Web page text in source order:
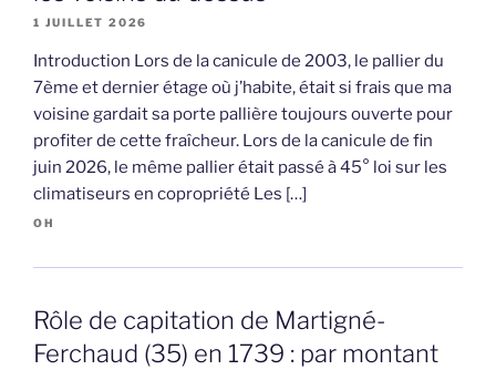
1 JUILLET 2026
Introduction Lors de la canicule de 2003, le pallier du
7ème et dernier étage où j’habite, était si frais que ma
voisine gardait sa porte pallière toujours ouverte pour
profiter de cette fraîcheur. Lors de la canicule de fin
juin 2026, le même pallier était passé à 45° loi sur les
climatiseurs en copropriété Les […]
OH
Rôle de capitation de Martigné-
Ferchaud (35) en 1739 : par montant